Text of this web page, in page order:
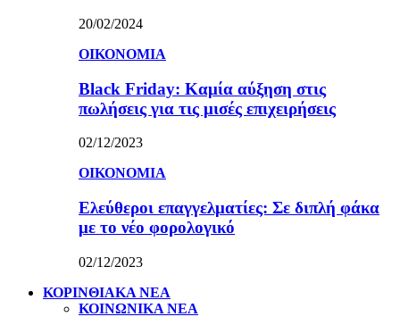
20/02/2024
ΟΙΚΟΝΟΜΙΑ
Black Friday: Καμία αύξηση στις
πωλήσεις για τις μισές επιχειρήσεις
02/12/2023
ΟΙΚΟΝΟΜΙΑ
Ελεύθεροι επαγγελματίες: Σε διπλή φάκα
με το νέο φορολογικό
02/12/2023
ΚΟΡΙΝΘΙΑΚΑ ΝΕΑ
ΚΟΙΝΩΝΙΚΑ ΝΕΑ